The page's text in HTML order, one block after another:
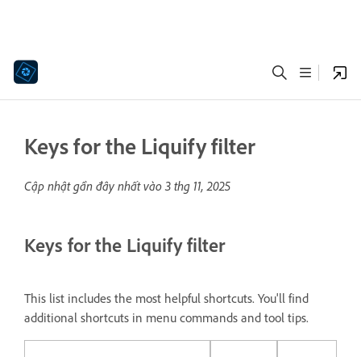
Keys for the Liquify filter
Cập nhật gần đây nhất vào 3 thg 11, 2025
Keys for the Liquify filter
This list includes the most helpful shortcuts. You'll find
additional shortcuts in menu commands and tool tips.